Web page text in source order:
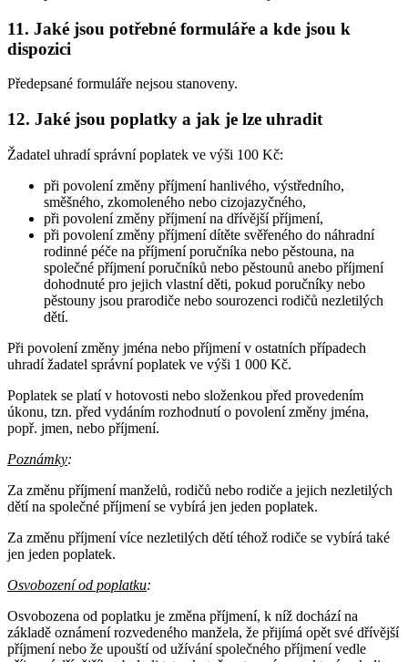
11. Jaké jsou potřebné formuláře a kde jsou k
dispozici
Předepsané formuláře nejsou stanoveny.
12. Jaké jsou poplatky a jak je lze uhradit
Žadatel uhradí správní poplatek ve výši 100 Kč:
při povolení změny příjmení hanlivého, výstředního,
směšného, zkomoleného nebo cizojazyčného,
při povolení změny příjmení na dřívější příjmení,
při povolení změny příjmení dítěte svěřeného do náhradní
rodinné péče na příjmení poručníka nebo pěstouna, na
společné příjmení poručníků nebo pěstounů anebo příjmení
dohodnuté pro jejich vlastní děti, pokud poručníky nebo
pěstouny jsou prarodiče nebo sourozenci rodičů nezletilých
dětí.
Při povolení změny jména nebo příjmení v ostatních případech
uhradí žadatel správní poplatek ve výši 1 000 Kč.
Poplatek se platí v hotovosti nebo složenkou před provedením
úkonu, tzn. před vydáním rozhodnutí o povolení změny jména,
popř. jmen, nebo příjmení.
Poznámky:
Za změnu příjmení manželů, rodičů nebo rodiče a jejich nezletilých
dětí na společné příjmení se vybírá jen jeden poplatek.
Za změnu příjmení více nezletilých dětí téhož rodiče se vybírá také
jen jeden poplatek.
Osvobození od poplatku:
Osvobozena od poplatku je změna příjmení, k níž dochází na
základě oznámení rozvedeného manžela, že přijímá opět své dřívější
příjmení nebo že upouští od užívání společného příjmení vedle